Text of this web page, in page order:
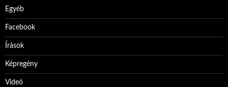
Egyéb
Facebook
Írások
Képregény
Videó